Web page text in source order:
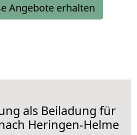
Angebote erhalten
als Beiladung für
Heringen-Helme